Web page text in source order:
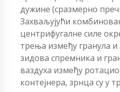
дужине (сразмерно
Захваљујући
центрифугалне силе
трења између гранула и
зидова спремника и
ваздуха између
контејнера, зрнца су у